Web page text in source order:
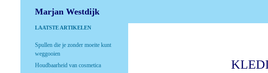
Marjan Westdijk
LAATSTE ARTIKELEN
Spullen die je zonder moeite kunt
weggooien
Houdbaarheid van cosmetica